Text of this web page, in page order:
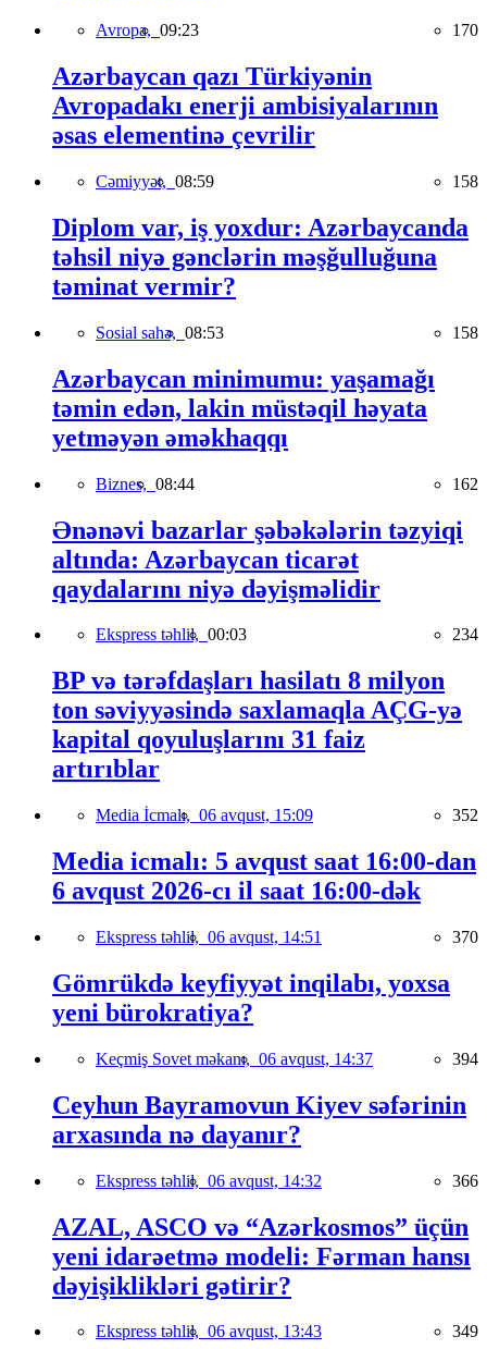
Avropa, 09:23 170
Azərbaycan qazı Türkiyənin
Avropadakı enerji ambisiyalarının
əsas elementinə çevrilir
Cəmiyyət, 08:59 158
Diplom var, iş yoxdur: Azərbaycanda
təhsil niyə gənclərin məşğulluğuna
təminat vermir?
Sosial sahə, 08:53 158
Azərbaycan minimumu: yaşamağı
təmin edən, lakin müstəqil həyata
yetməyən əməkhaqqı
Biznes, 08:44 162
Ənənəvi bazarlar şəbəkələrin təzyiqi
altında: Azərbaycan ticarət
qaydalarını niyə dəyişməlidir
Ekspress təhlil, 00:03 234
BP və tərəfdaşları hasilatı 8 milyon
ton səviyyəsində saxlamaqla AÇG-yə
kapital qoyuluşlarını 31 faiz
artırıblar
Media İcmalı, 06 avqust, 15:09 352
Media icmalı: 5 avqust saat 16:00-dan
6 avqust 2026-cı il saat 16:00-dək
Ekspress təhlil, 06 avqust, 14:51 370
Gömrükdə keyfiyyət inqilabı, yoxsa
yeni bürokratiya?
Keçmiş Sovet məkanı, 06 avqust, 14:37 394
Ceyhun Bayramovun Kiyev səfərinin
arxasında nə dayanır?
Ekspress təhlil, 06 avqust, 14:32 366
AZAL, ASCO və “Azərkosmos” üçün
yeni idarəetmə modeli: Fərman hansı
dəyişiklikləri gətirir?
Ekspress təhlil, 06 avqust, 13:43 349